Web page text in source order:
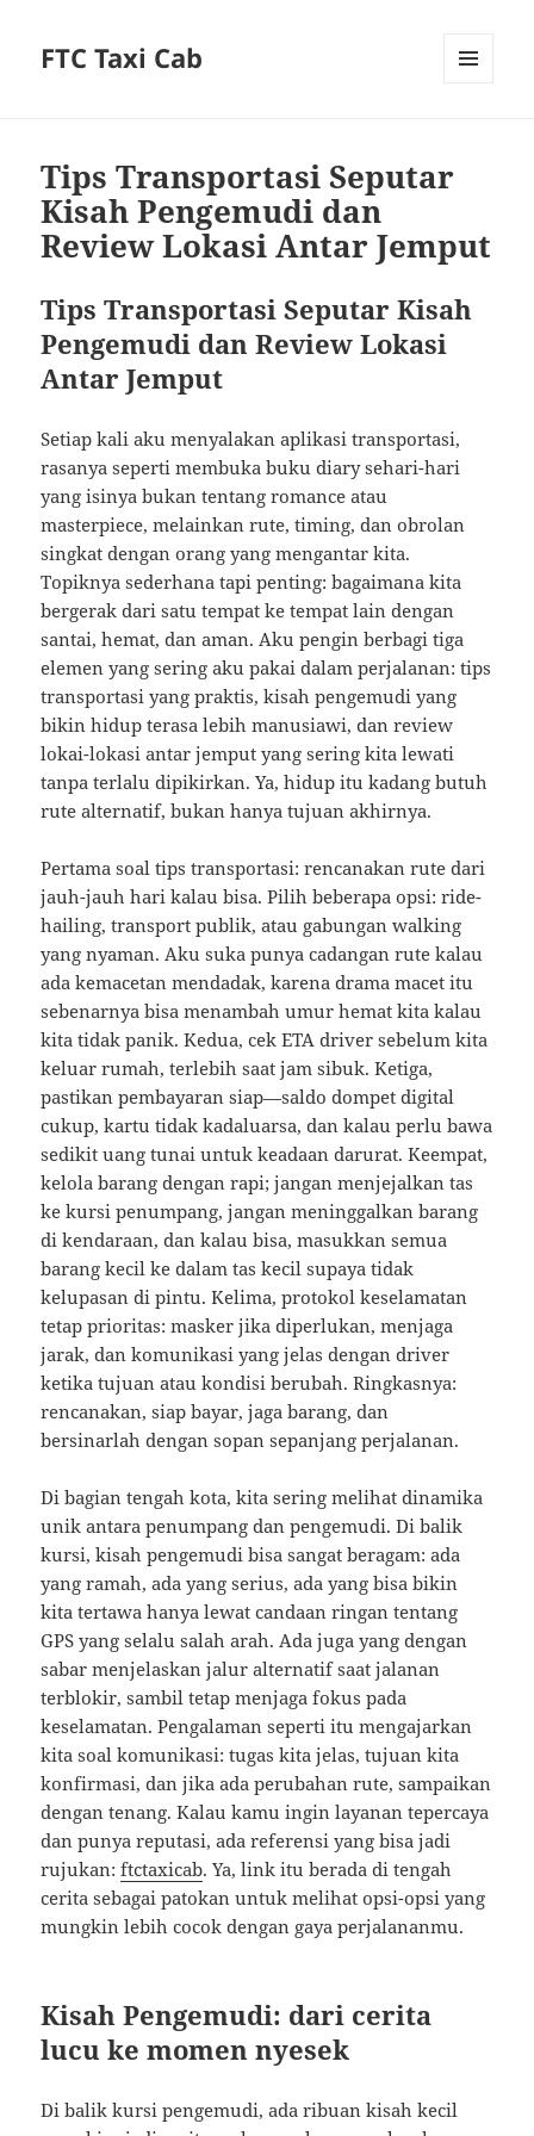
FTC Taxi Cab
Tips Transportasi Seputar
Kisah Pengemudi dan
Review Lokasi Antar Jemput
Tips Transportasi Seputar Kisah
Pengemudi dan Review Lokasi
Antar Jemput
Setiap kali aku menyalakan aplikasi transportasi,
rasanya seperti membuka buku diary sehari-hari
yang isinya bukan tentang romance atau
masterpiece, melainkan rute, timing, dan obrolan
singkat dengan orang yang mengantar kita.
Topiknya sederhana tapi penting: bagaimana kita
bergerak dari satu tempat ke tempat lain dengan
santai, hemat, dan aman. Aku pengin berbagi tiga
elemen yang sering aku pakai dalam perjalanan: tips
transportasi yang praktis, kisah pengemudi yang
bikin hidup terasa lebih manusiawi, dan review
lokai-lokasi antar jemput yang sering kita lewati
tanpa terlalu dipikirkan. Ya, hidup itu kadang butuh
rute alternatif, bukan hanya tujuan akhirnya.
Pertama soal tips transportasi: rencanakan rute dari
jauh-jauh hari kalau bisa. Pilih beberapa opsi: ride-
hailing, transport publik, atau gabungan walking
yang nyaman. Aku suka punya cadangan rute kalau
ada kemacetan mendadak, karena drama macet itu
sebenarnya bisa menambah umur hemat kita kalau
kita tidak panik. Kedua, cek ETA driver sebelum kita
keluar rumah, terlebih saat jam sibuk. Ketiga,
pastikan pembayaran siap—saldo dompet digital
cukup, kartu tidak kadaluarsa, dan kalau perlu bawa
sedikit uang tunai untuk keadaan darurat. Keempat,
kelola barang dengan rapi; jangan menjejalkan tas
ke kursi penumpang, jangan meninggalkan barang
di kendaraan, dan kalau bisa, masukkan semua
barang kecil ke dalam tas kecil supaya tidak
kelupasan di pintu. Kelima, protokol keselamatan
tetap prioritas: masker jika diperlukan, menjaga
jarak, dan komunikasi yang jelas dengan driver
ketika tujuan atau kondisi berubah. Ringkasnya:
rencanakan, siap bayar, jaga barang, dan
bersinarlah dengan sopan sepanjang perjalanan.
Di bagian tengah kota, kita sering melihat dinamika
unik antara penumpang dan pengemudi. Di balik
kursi, kisah pengemudi bisa sangat beragam: ada
yang ramah, ada yang serius, ada yang bisa bikin
kita tertawa hanya lewat candaan ringan tentang
GPS yang selalu salah arah. Ada juga yang dengan
sabar menjelaskan jalur alternatif saat jalanan
terblokir, sambil tetap menjaga fokus pada
keselamatan. Pengalaman seperti itu mengajarkan
kita soal komunikasi: tugas kita jelas, tujuan kita
konfirmasi, dan jika ada perubahan rute, sampaikan
dengan tenang. Kalau kamu ingin layanan tepercaya
dan punya reputasi, ada referensi yang bisa jadi
rujukan:ftctaxicab. Ya, link itu berada di tengah
cerita sebagai patokan untuk melihat opsi-opsi yang
mungkin lebih cocok dengan gaya perjalananmu.
Kisah Pengemudi: dari cerita
lucu ke momen nyesek
Di balik kursi pengemudi, ada ribuan kisah kecil